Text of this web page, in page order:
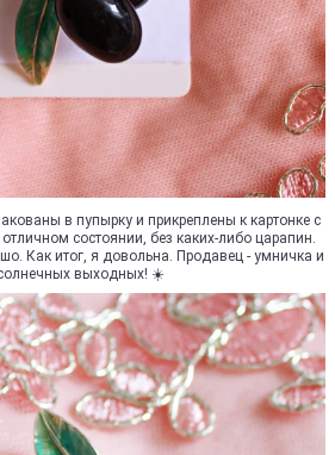
в пупырку и прикреплены к картонке с
состоянии, без каких-либо царапин.
Как итог, я довольна. Продавец - умничка и
выходных! ☀️